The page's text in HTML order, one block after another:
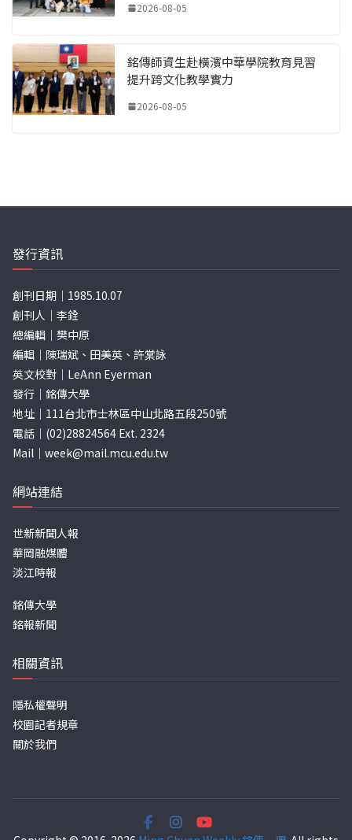
2026-08-05
銘傳師資生赴橫濱中華學院教育見習
提升跨文化教學實力
2026-08-05
發行資訊
創刊日期｜1985.10.07
創刊人｜李銓
總編輯｜樊中原
編輯｜陳瑞斌、田美英、許棠詠
英文校對｜LeAnn Eyerman
發行｜銘傳大學
地址｜111台北市士林區中山北路五段250號
電話｜(02)28824564 Ext. 2324
Mail｜ week@mail.mcu.edu.tw
網站連結
世新新聞人報
華岡融媒體
淡江時報
銘傳大學
銘報新聞
相關資訊
隱私權聲明
校園記者規章
關於我們